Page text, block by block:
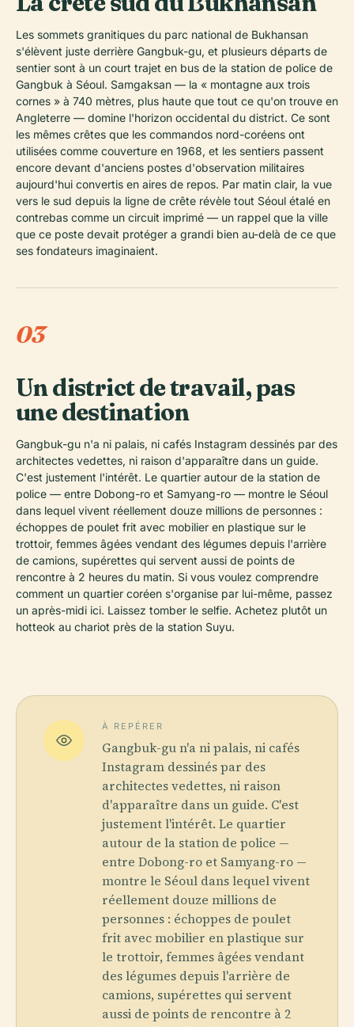
Les sommets granitiques du parc national de Bukhansan
s'élèvent juste derrière Gangbuk-gu, et plusieurs départs de
sentier sont à un court trajet en bus de la station de police de
Gangbuk à Séoul. Samgaksan — la « montagne aux trois
cornes » à 740 mètres, plus haute que tout ce qu'on trouve en
Angleterre — domine l'horizon occidental du district. Ce sont
les mêmes crêtes que les commandos nord-coréens ont
utilisées comme couverture en 1968, et les sentiers passent
encore devant d'anciens postes d'observation militaires
aujourd'hui convertis en aires de repos. Par matin clair, la vue
vers le sud depuis la ligne de crête révèle tout Séoul étalé en
contrebas comme un circuit imprimé — un rappel que la ville
que ce poste devait protéger a grandi bien au-delà de ce que
ses fondateurs imaginaient.
03
Un district de travail, pas
une destination
Gangbuk-gu n'a ni palais, ni cafés Instagram dessinés par des
architectes vedettes, ni raison d'apparaître dans un guide.
C'est justement l'intérêt. Le quartier autour de la station de
police — entre Dobong-ro et Samyang-ro — montre le Séoul
dans lequel vivent réellement douze millions de personnes :
échoppes de poulet frit avec mobilier en plastique sur le
trottoir, femmes âgées vendant des légumes depuis l'arrière
de camions, supérettes qui servent aussi de points de
rencontre à 2 heures du matin. Si vous voulez comprendre
comment un quartier coréen s'organise par lui-même, passez
un après-midi ici. Laissez tomber le selfie. Achetez plutôt un
hotteok au chariot près de la station Suyu.
À REPÉRER
Gangbuk-gu n'a ni palais, ni cafés
Instagram dessinés par des
architectes vedettes, ni raison
d'apparaître dans un guide. C'est
justement l'intérêt. Le quartier
autour de la station de police —
entre Dobong-ro et Samyang-ro —
montre le Séoul dans lequel vivent
réellement douze millions de
personnes : échoppes de poulet
frit avec mobilier en plastique sur
le trottoir, femmes âgées vendant
des légumes depuis l'arrière de
camions, supérettes qui servent
aussi de points de rencontre à 2